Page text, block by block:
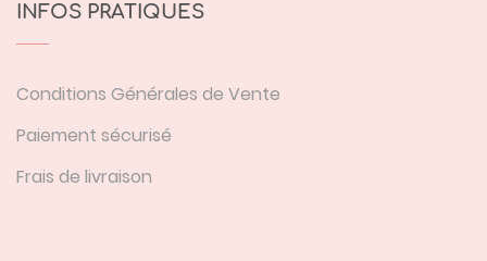
INFOS PRATIQUES
Conditions Générales de Vente
Paiement sécurisé
Frais de livraison